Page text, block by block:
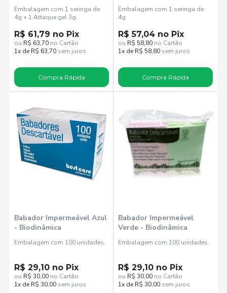
Embalagem com 1 seringa de
4g + 1 Attaque gel 3g.
R$ 61,79 no Pix
ou R$ 63,70 no Cartão
1x de R$ 63,70 sem juros
Compra Rápida
Embalagem com 1 seringa de
4g
R$ 57,04 no Pix
ou R$ 58,80 no Cartão
1x de R$ 58,80 sem juros
Compra Rápida
Babador Impermeável Azul
- Biodinâmica
Embalagem com 100 unidades.
R$ 29,10 no Pix
ou R$ 30,00 no Cartão
1x de R$ 30,00 sem juros
Babador Impermeável
Verde - Biodinâmica
Embalagem com 100 unidades.
R$ 29,10 no Pix
ou R$ 30,00 no Cartão
1x de R$ 30,00 sem juros